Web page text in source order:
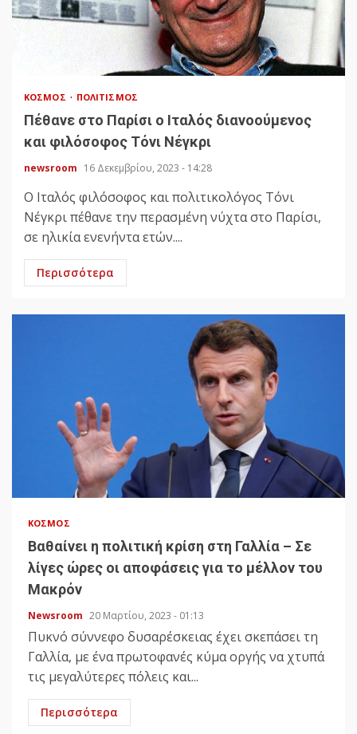
ΚΌΣΜΟΣ ΠΟΛΙΤΙΣΜΌΣ
Πέθανε στο Παρίσι ο Ιταλός διανοούμενος
και φιλόσοφος Τόνι Νέγκρι
newsroom 16 Δεκεμβρίου, 2023 - 14:28
Ο Ιταλός φιλόσοφος και πολιτικολόγος Τόνι
Νέγκρι πέθανε την περασμένη νύχτα στο Παρίσι,
σε ηλικία ενενήντα ετών....
Περισσότερα
ΚΌΣΜΟΣ
Βαθαίνει η πολιτική κρίση στη Γαλλία – Σε
λίγες ώρες οι αποφάσεις για το μέλλον του
Μακρόν
Newsroom 20 Μαρτίου, 2023 - 01:13
Πυκνό σύννεφο δυσαρέσκειας έχει σκεπάσει τη
Γαλλία, με ένα πρωτοφανές κύμα οργής να χτυπά
τις μεγαλύτερες πόλεις και...
Περισσότερα